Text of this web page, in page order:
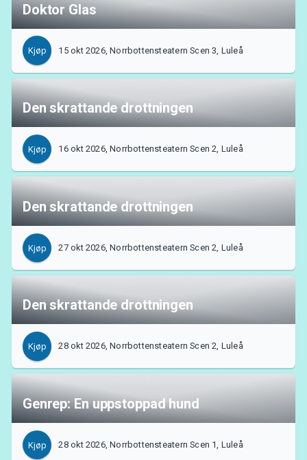
Doktor Glas
Kjøp 15 okt 2026, Norrbottensteatern Scen 3, Luleå
Den skrattande drottningen
Kjøp 16 okt 2026, Norrbottensteatern Scen 2, Luleå
Den skrattande drottningen
Kjøp 27 okt 2026, Norrbottensteatern Scen 2, Luleå
Den skrattande drottningen
Kjøp 28 okt 2026, Norrbottensteatern Scen 2, Luleå
Genrep: En uppstoppad hund
Kjøp 28 okt 2026, Norrbottensteatern Scen 1, Luleå